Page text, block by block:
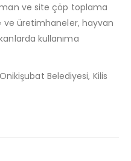
ve site çöp toplama
ve üretimhaneler, hayvan
kullanıma
Belediyesi, Kilis